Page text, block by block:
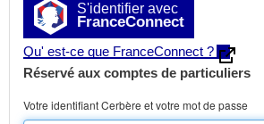
S'identifier avec
FranceConnect
Qu' est-ce que FranceConnect ?
Réservé aux comptes de particuliers
Votre identifiant Cerbère et votre mot de passe